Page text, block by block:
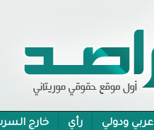
عربي ودولي رأي خارج